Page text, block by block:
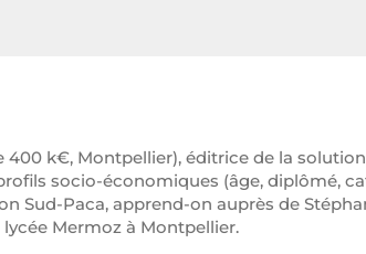
400 k€, Montpellier), éditrice de la
socio-économiques (âge, diplômé,
Sud-Paca, apprend-on auprès de
Mermoz à Montpellier.